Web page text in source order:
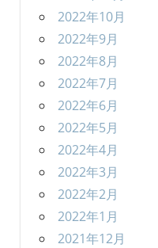
2022年10月
2022年9月
2022年8月
2022年7月
2022年6月
2022年5月
2022年4月
2022年3月
2022年2月
2022年1月
2021年12月